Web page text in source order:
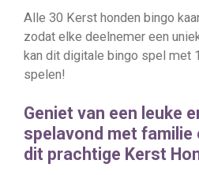
Alle 30 Kerst honden bingo
zodat elke deelnemer een
kan dit digitale bingo spel met
spelen!
Geniet van een leuke
spelavond met familie
dit prachtige Kerst